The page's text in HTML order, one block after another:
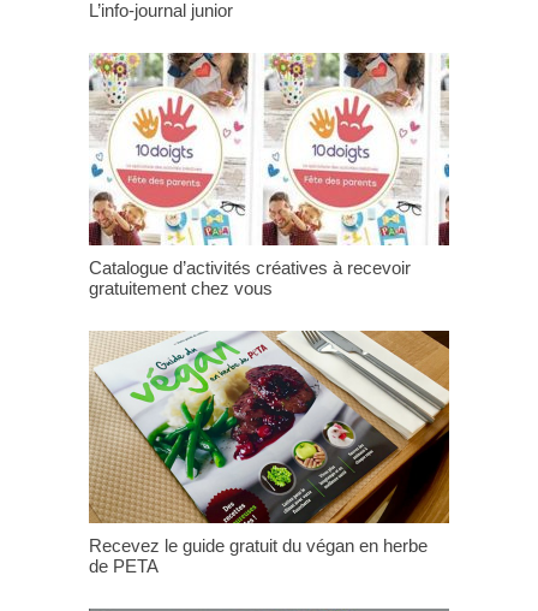
L’info-journal junior
Catalogue d’activités créatives à recevoir
gratuitement chez vous
Recevez le guide gratuit du végan en herbe
de PETA